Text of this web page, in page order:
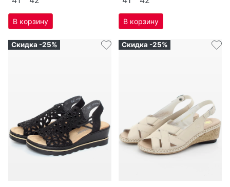
Скидка -25% Скидка -25%